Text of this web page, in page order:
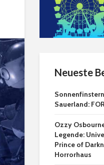
Neueste
Sauerland:
Ozzy
Legende:
Prince of
Horrorhaus